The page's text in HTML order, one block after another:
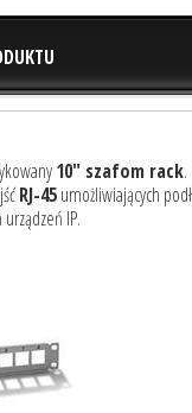
10" szafom rack.
RJ-45umożliwiających
IP.